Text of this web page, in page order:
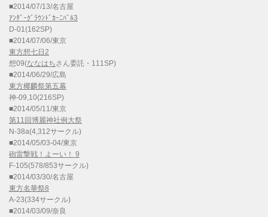
■2014/07/13/名古屋
ｱﾝﾀﾞｰｸﾞﾗｳﾝﾄﾞｶｰﾆﾊﾞﾙ3
D-01(162SP)
■2014/07/06/東京
東方想七日2
想09(ななはちさん委託・111SP)
■2014/06/29/広島
東方椰麟祭第五幕
神-09,10(216SP)
■2014/05/11/東京
第11回博麗神社例大祭
N-38a(4,312サークル)
■2014/05/03-04/東京
砲雷撃戦！よーい！ 9
F-105(578/853サークル)
■2014/03/30/名古屋
東方名華祭8
A-23(334サークル)
■2014/03/09/奈良